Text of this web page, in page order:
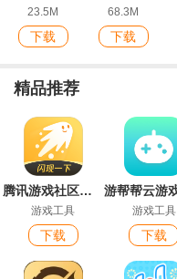
23.5M
下载
68.3M
下载
精品推荐
腾讯游戏社区官方版(闪现一下)
游戏工具
下载
游戏工具
下载